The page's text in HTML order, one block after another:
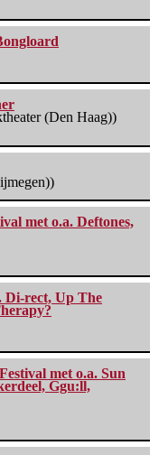
(Den Haag))
met o.a. Deftones,
Di-rect, Up The
met o.a. Sun
Ggu:ll,